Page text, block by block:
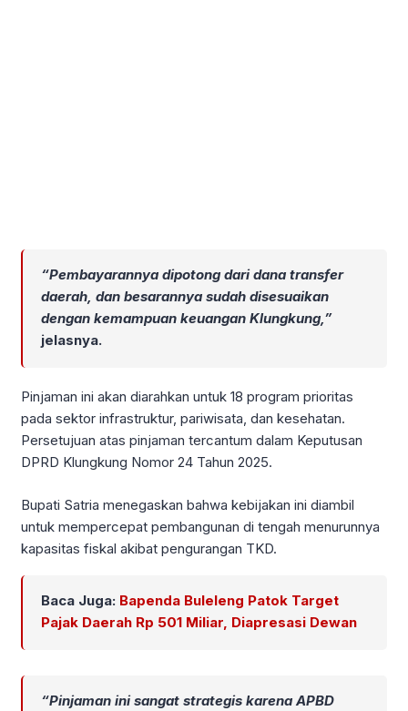
“Pembayarannya dipotong dari dana transfer
daerah, dan besarannya sudah disesuaikan
dengan kemampuan keuangan Klungkung,”
jelasnya.
Pinjaman ini akan diarahkan untuk 18 program prioritas
pada sektor infrastruktur, pariwisata, dan kesehatan.
Persetujuan atas pinjaman tercantum dalam Keputusan
DPRD Klungkung Nomor 24 Tahun 2025.
Bupati Satria menegaskan bahwa kebijakan ini diambil
untuk mempercepat pembangunan di tengah menurunnya
kapasitas fiskal akibat pengurangan TKD.
Baca Juga: Bapenda Buleleng Patok Target
Pajak Daerah Rp 501 Miliar, Diapresasi Dewan
“Pinjaman ini sangat strategis karena APBD